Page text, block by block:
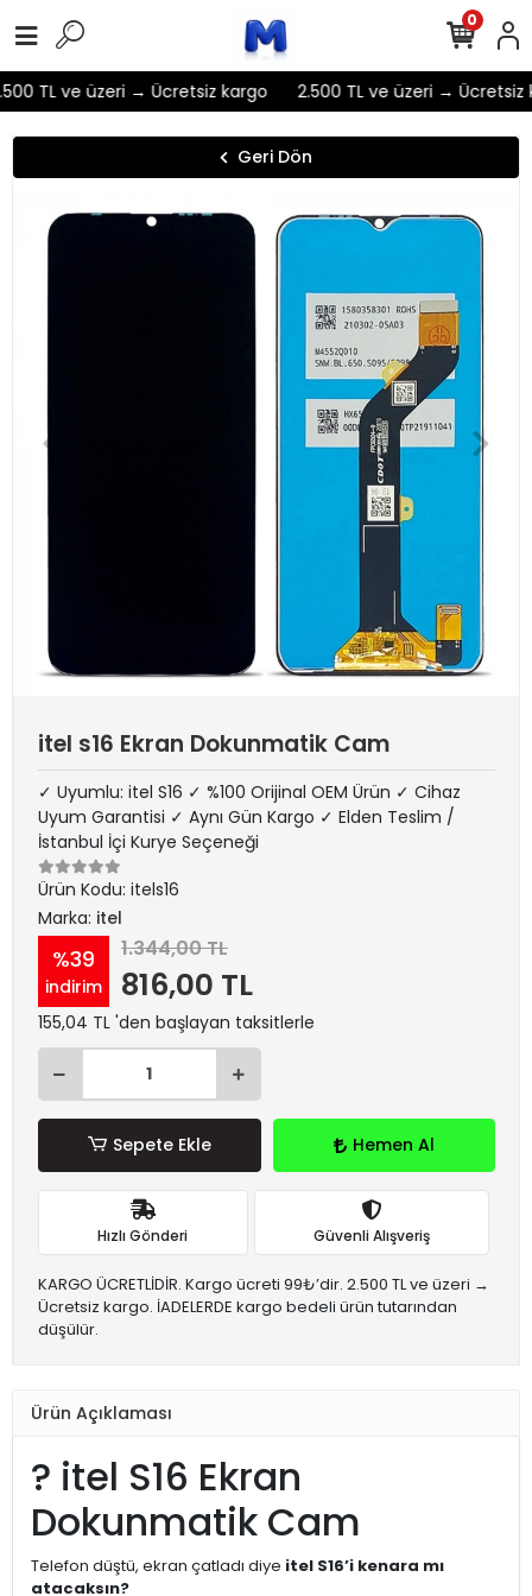
TL ve üzeri → Ücretsiz kargo 2.500 TL ve üzeri → Ücretsiz
0
Geri Dön
itel s16 Ekran Dokunmatik Cam
✓ Uyumlu: itel S16 ✓ %100 Orijinal OEM Ürün ✓ Cihaz
Uyum Garantisi ✓ Aynı Gün Kargo ✓ Elden Teslim /
İstanbul İçi Kurye Seçeneği
Ürün Kodu: itels16
Marka: itel
%39
indirim
1.344,00 TL
816,00 TL
155,04 TL 'den başlayan taksitlerle
Sepete Ekle Hemen Al
Hızlı Gönderi Güvenli Alışveriş
KARGO ÜCRETLİDİR. Kargo ücreti 99₺’dir. 2.500 TL ve üzeri →
Ücretsiz kargo. İADELERDE kargo bedeli ürün tutarından
düşülür.
Ürün Açıklaması
? itel S16 Ekran
Dokunmatik Cam
Telefon düştü, ekran çatladı diye itel S16’i kenara mı
atacaksın?